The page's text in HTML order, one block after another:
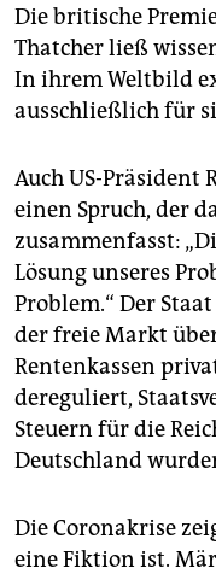
Die britische
Thatcher ließ
In ihrem Weltbild
ausschließlich für
Auch US-Präsident
einen Spruch, der
zusammenfasst:
Lösung unseres
Problem.“ Der
der freie Markt
Rentenkassen
dereguliert,
Steuern für die
Deutschland
Die Coronakrise
eine Fiktion ist.